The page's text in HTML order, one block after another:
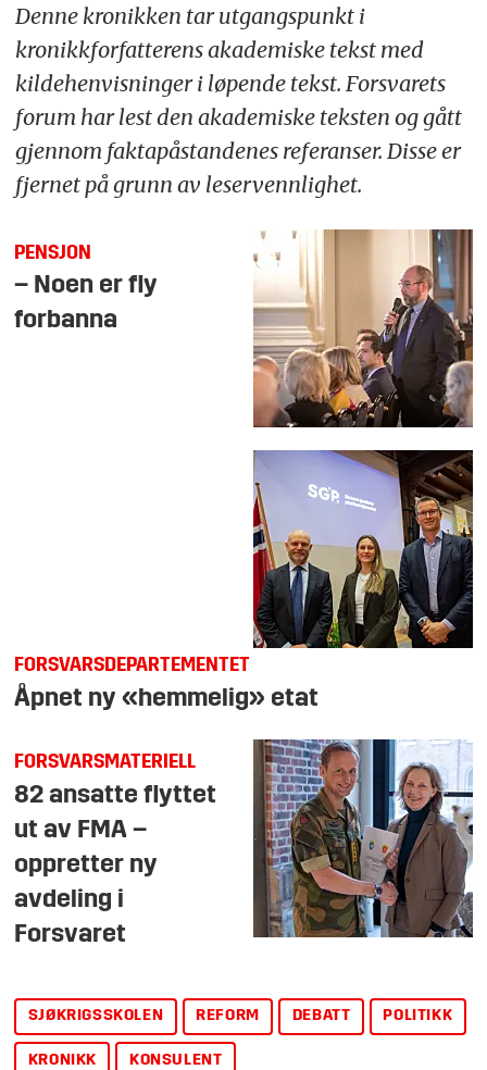
Denne kronikken tar utgangspunkt i
kronikkforfatterens akademiske tekst med
kildehenvisninger i løpende tekst. Forsvarets
forum har lest den akademiske teksten og gått
gjennom faktapåstandenes referanser. Disse er
fjernet på grunn av leservennlighet.
PENSJON
– Noen er fly
forbanna
FORSVARSDEPARTEMENTET
Åpnet ny «hemmelig» etat
FORSVARSMATERIELL
82 ansatte flyttet
ut av FMA –
oppretter ny
avdeling i
Forsvaret
SJØKRIGSSKOLEN REFORM DEBATT POLITIKK
KRONIKK KONSULENT